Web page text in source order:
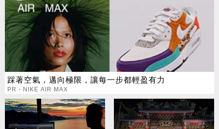
踩著空氣，邁向極限，讓每一步都輕盈有力
PR・NIKE AIR MAX